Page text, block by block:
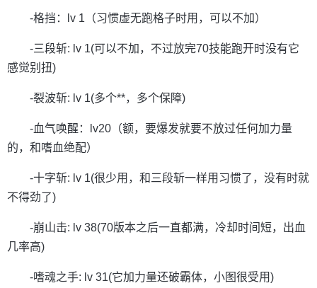
-格挡：lv 1（习惯虚无跑格子时用，可以不加）
-三段斩: lv 1(可以不加，不过放完70技能跑开时没有它
感觉别扭)
-裂波斩: lv 1(多个**，多个保障)
-血气唤醒：lv20（额，要爆发就要不放过任何加力量
的，和嗜血绝配）
-十字斩: lv 1(很少用，和三段斩一样用习惯了，没有时就
不得劲了)
-崩山击: lv 38(70版本之后一直都满，冷却时间短，出血
几率高)
-嗜魂之手: lv 31(它加力量还破霸体，小图很受用)